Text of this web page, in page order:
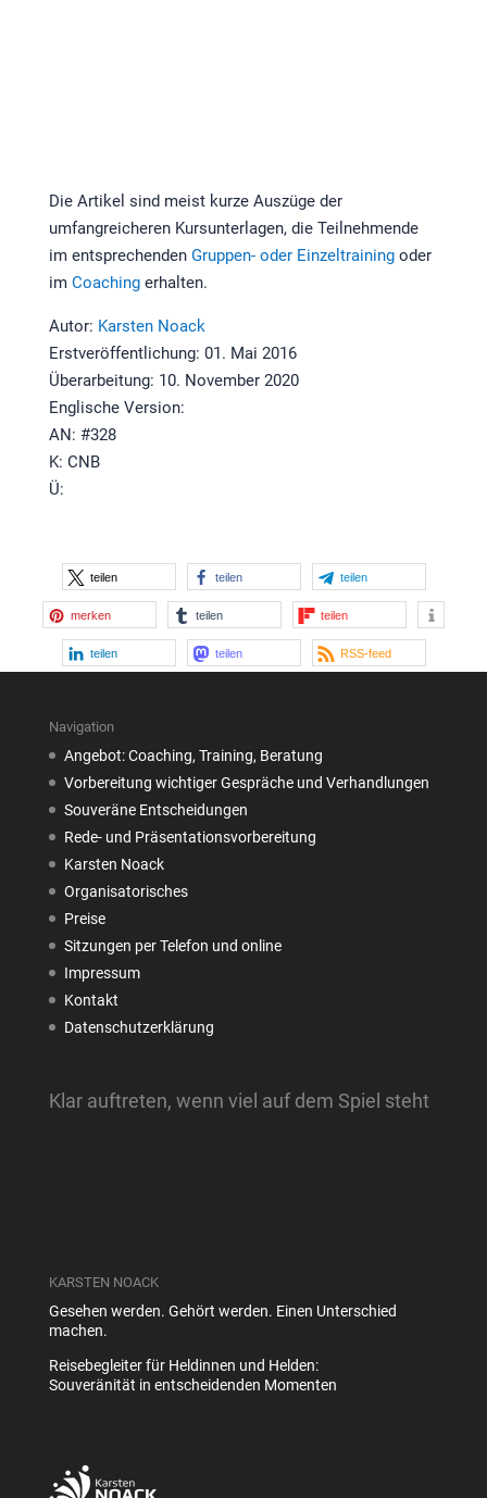
Die Artikel sind meist kurze Auszüge der
umfangreicheren Kursunterlagen, die Teilnehmende
im entsprechenden Gruppen- oder Einzeltrainingoder
im Coachingerhalten.
Autor: Karsten Noack
Erstveröffentlichung: 01. Mai 2016
Überarbeitung: 10. November 2020
Englische Version:
AN: #328
K: CNB
Ü:
teilen teilen teilen
merken teilen teilen
teilen teilen RSS-feed
Navigation
Angebot: Coaching, Training, Beratung
Vorbereitung wichtiger Gespräche und Verhandlungen
Souveräne Entscheidungen
Rede- und Präsentationsvorbereitung
Karsten Noack
Organisatorisches
Preise
Sitzungen per Telefon und online
Impressum
Kontakt
Datenschutzerklärung
Klar auftreten, wenn viel auf dem Spiel steht
KARSTEN NOACK
Gesehen werden. Gehört werden. Einen Unterschied
machen.
Reisebegleiter für Heldinnen und Helden:
Souveränität in entscheidenden Momenten